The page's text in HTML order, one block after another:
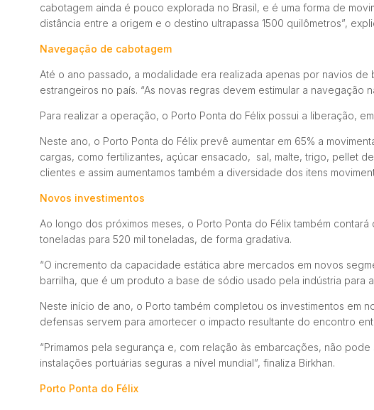
cabotagem ainda é pouco explorada no Brasil, e é uma forma de
distância entre a origem e o destino ultrapassa 1500 quilômetros”,
Navegação de cabotagem
Até o ano passado, a modalidade era realizada apenas por navios
estrangeiros no país. “As novas regras devem estimular a
Para realizar a operação, o Porto Ponta do Félix possui a liberação,
Neste ano, o Porto Ponta do Félix prevê aumentar em 65% a
cargas, como fertilizantes, açúcar ensacado, sal, malte, trigo, pellet
clientes e assim aumentamos também a diversidade dos itens
Novos investimentos
Ao longo dos próximos meses, o Porto Ponta do Félix também
toneladas para 520 mil toneladas, de forma gradativa.
“O incremento da capacidade estática abre mercados em novos
barrilha, que é um produto a base de sódio usado pela indústria para
Neste início de ano, o Porto também completou os investimentos em
defensas servem para amortecer o impacto resultante do encontro
“Primamos pela segurança e, com relação às embarcações, não
instalações portuárias seguras a nível mundial”, finaliza Birkhan.
Porto Ponta do Félix